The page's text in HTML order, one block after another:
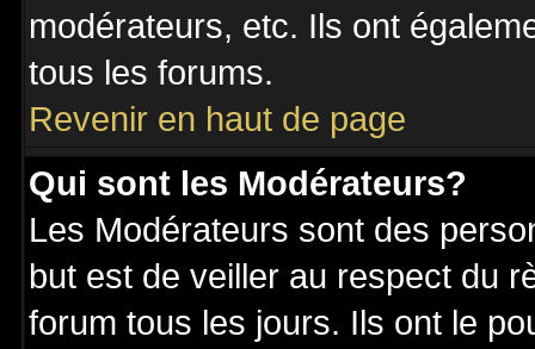
modérateurs, etc. Ils ont
tous les forums.
Revenir en haut de page
Qui sont les Modérateurs?
Les Modérateurs sont des
but est de veiller au respect du
forum tous les jours. Ils ont le